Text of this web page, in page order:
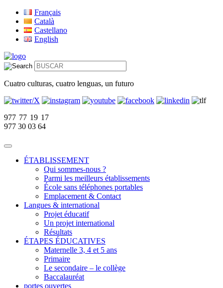
Français
Català
Castellano
English
Cuatro culturas, cuatro lenguas, un futuro
977 77 19 17
977 30 03 64
ÉTABLISSEMENT
Qui sommes-nous ?
Parmi les meilleurs établissements
École sans téléphones portables
Emplacement & Contact
Langues & international
Projet éducatif
Un projet international
Résultats
ÉTAPES ÉDUCATIVES
Maternelle 3, 4 et 5 ans
Primaire
Le secondaire – le collège
Baccalauréat
portes ouvertes